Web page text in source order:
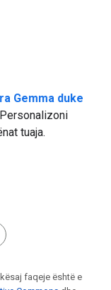
Gemma duke
tuaja.
faqeje është e